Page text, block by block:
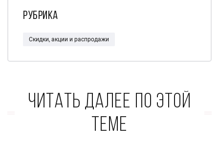
Рубрика
Скидки, акции и распродажи
Читать далее по этой
теме